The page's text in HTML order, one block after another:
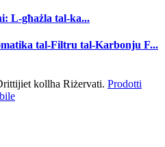
L-għażla tal-ka...
tal-Filtru tal-Karbonju F...
kollha Riżervati. Prodotti